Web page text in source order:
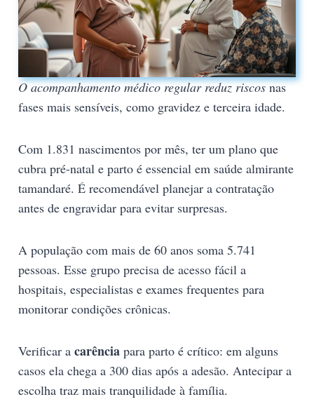
O acompanhamento médico regular reduz riscosnas
fases mais sensíveis, como gravidez e terceira idade.
Com 1.831 nascimentos por mês, ter um plano que
cubra pré-natal e parto é essencial em saúde almirante
tamandaré. É recomendável planejar a contratação
antes de engravidar para evitar surpresas.
A população com mais de 60 anos soma 5.741
pessoas. Esse grupo precisa de acesso fácil a
hospitais, especialistas e exames frequentes para
monitorar condições crônicas.
Verificar a carência para parto é crítico: em alguns
casos ela chega a 300 dias após a adesão. Antecipar a
escolha traz mais tranquilidade à família.